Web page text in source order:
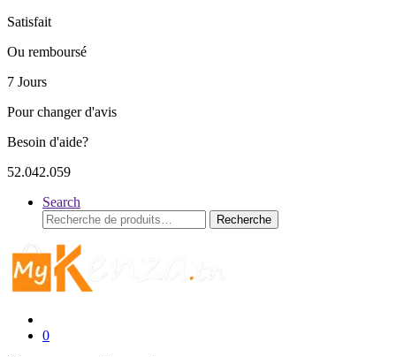
Satisfait
Ou remboursé
7 Jours
Pour changer d'avis
Besoin d'aide?
52.042.059
Search
Recherche
pour :
Recherche
0